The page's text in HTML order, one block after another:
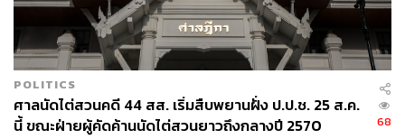
อดิศร เพียงเกษ ปดิพัทธ์ สันติภาดา
พรรคก้าวไกล
รองประธานสภา
รัฐบาลเศรษฐา 1
POLITICS
ศาลนัดไต่สวนคดี 44 สส. เริ่มสืบพยานฝั่ง ป.ป.ช. 25 ส.ค.
นี้ ขณะฝ่ายผู้คัดค้านนัดไต่สวนยาวถึงกลางปี 2570
68